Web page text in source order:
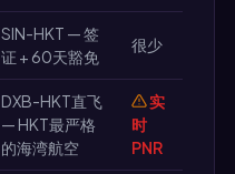
SIN-HKT — 签
证 + 60天豁免
很少
DXB-HKT直飞
— HKT最严格
的海湾航空
实
时
PNR